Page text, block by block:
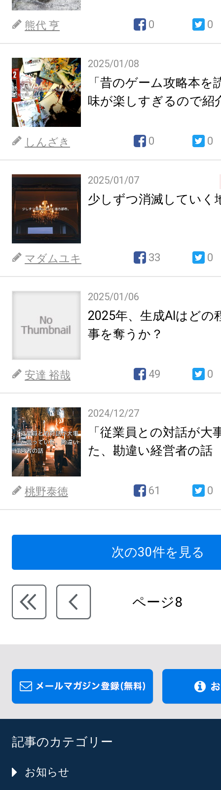
熊代 亨 0 0
2025/01/08
「昔のゲーム攻略本を
味が楽しすぎるので紹
しんざき 0 0
2025/01/07
少しずつ消滅していく
マダムユキ 33 0
2025/01/06
2025年、生成AIはどの
事を奪うか？
安達 裕哉 49 0
2024/12/27
「従業員との対話が大
た、勘違い経営者の話
桃野泰徳 61 0
次の30件を見る
ページ8
記事のカテゴリー
お知らせ